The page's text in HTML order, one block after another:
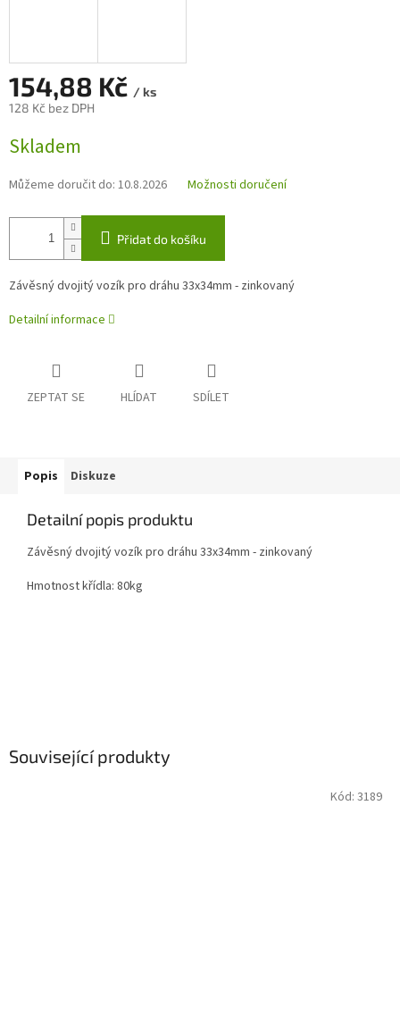
154,88 Kč / ks
128 Kč bez DPH
cena:
Skladem
Můžeme doručit do: 10.8.2026 Možnosti doručení
Přidat do košíku
Závěsný dvojitý vozík pro dráhu 33x34mm - zinkovaný
Detailní informace
ZEPTAT SE HLÍDAT SDÍLET
Související produkty
Kód: 3189
Popis Diskuze
Detailní popis produktu
Závěsný dvojitý vozík pro dráhu 33x34mm - zinkovaný
Hmotnost křídla: 80kg